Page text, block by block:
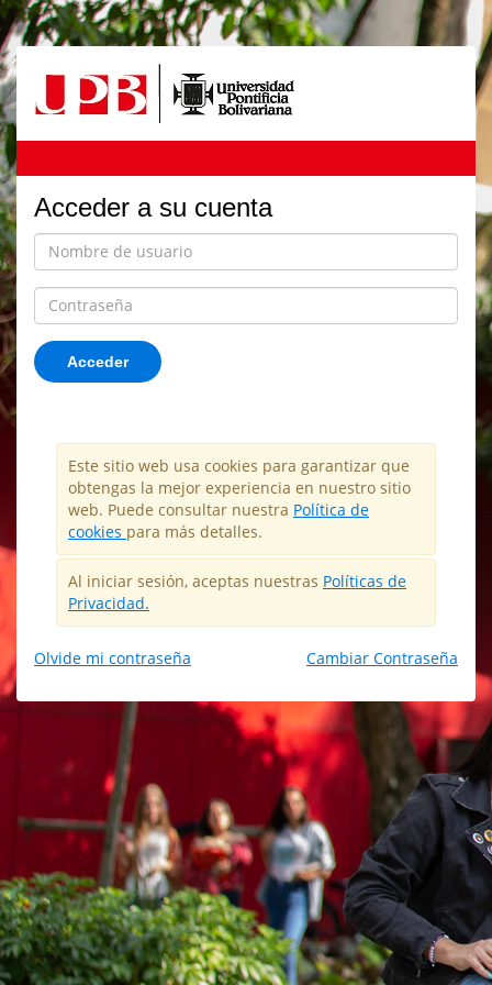
Acceder a su cuenta
Acceder
Este sitio web usa cookies para garantizar que
obtengas la mejor experiencia en nuestro sitio
web. Puede consultar nuestra Política de
cookies para más detalles.
Al iniciar sesión, aceptas nuestras Políticas de
Privacidad.
Olvide mi contraseña Cambiar Contraseña